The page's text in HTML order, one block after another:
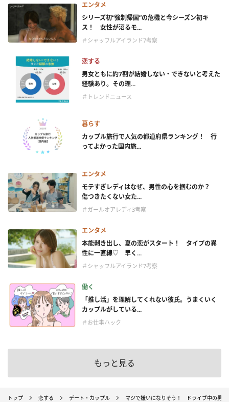
エンタメ
シリーズ初“強制帰国”の危機と今シーズン初キ
ス！ 女性が沼るモ...
＃シャッフルアイランド7考察
恋する
男女ともに約7割が結婚しない・できないと考えた
経験あり。その理...
＃トレンドニュース
暮らす
カップル旅行で人気の都道府県ランキング！ 行
ってよかった国内旅...
エンタメ
モテすぎレディはなぜ、男性の心を掴むのか？
傷つきたくない女た...
＃ガールオアレディ3考察
エンタメ
本能剥き出し、夏の恋がスタート！ タイプの異
性に一直線♡ 早く...
＃シャッフルアイランド7考察
働く
「推し活」を理解してくれない彼氏。うまくいく
カップルがしている...
＃お仕事ハック
もっと見る
トップ 恋する デート・カップル マジで嫌いになりそう！ ドライブ中の男子